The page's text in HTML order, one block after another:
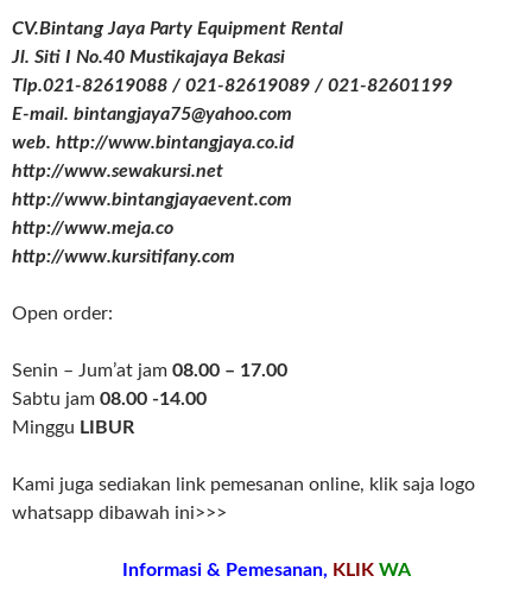
CV.Bintang Jaya Party Equipment Rental
Jl. Siti I No.40 Mustikajaya Bekasi
Tlp.021-82619088 / 021-82619089 / 021-82601199
E-mail. bintangjaya75@yahoo.com
web. http://www.bintangjaya.co.id
http://www.sewakursi.net
http://www.bintangjayaevent.com
http://www.meja.co
http://www.kursitifany.com
Open order:
Senin – Jum’at jam 08.00 – 17.00
Sabtu jam 08.00 -14.00
Minggu LIBUR
Kami juga sediakan link pemesanan online, klik saja logo
whatsapp dibawah ini>>>
Informasi & Pemesanan, KLIK WA